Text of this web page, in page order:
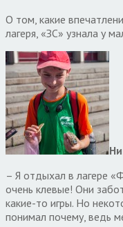
О том, какие
лагеря, «ЗС» узнала у
– Я отдыхал в лагере
очень клевые! Они
какие-то игры. Но
понимал почему, ведь